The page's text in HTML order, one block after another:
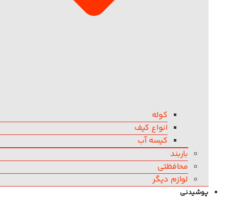
کوله
انواع کیف
کیسه آب
باربند
محافظتی
لوازم دیگر
پوشیدنی